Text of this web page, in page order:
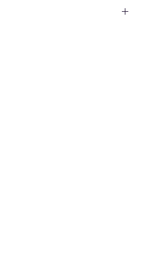
são forrados com couro,
além disso, a porosidade permite a